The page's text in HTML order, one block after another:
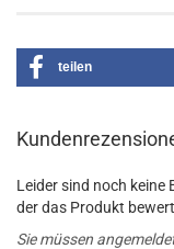
teilen
Leider sind noch keine
der das Produkt
Sie müssen